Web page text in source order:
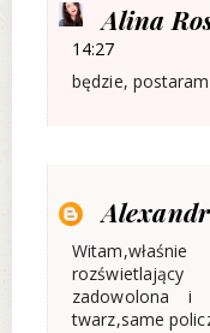
Alina
14:27
będzie,
zadowolona i
twarz,same